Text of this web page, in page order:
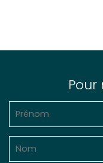
Sur le fond
Sur le
(Portraits, actions,
Sur